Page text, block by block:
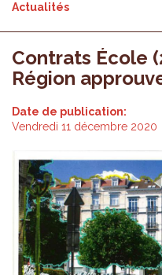
Actualités
Contrats École
Région
Date de publication:
Vendredi 11 décembre 2020